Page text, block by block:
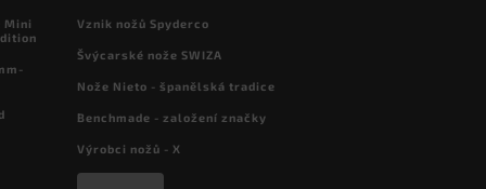
Mini
Vznik nožů Spyderco
Švýcarské nože SWIZA
Nože Nieto - španělská tradice
Benchmade - založení značky
Výrobci nožů - X